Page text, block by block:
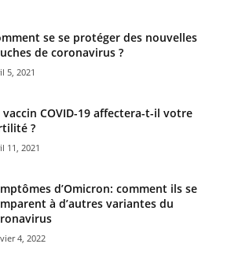
se se protéger des nouvelles
de coronavirus ?
5, 2021
vaccin COVID-19 affectera-t-il votre
?
11, 2021
d’Omicron: comment ils se
à d’autres variantes du
4, 2022